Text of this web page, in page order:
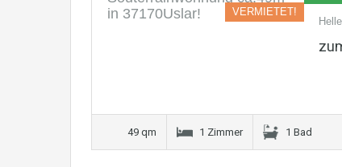
VERMIETET!
49 qm 1 Zimmer 1 Bad